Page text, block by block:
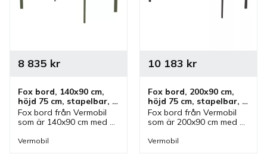
Fox bord, 140x90 cm,
höjd 75 cm, stapelbar,
självjusterande
Fox bord från Vermobil
som är 140x90 cm med
olika färger. Bord som
8 835 kr
Vermobil
Fox bord, 200x90 cm,
höjd 75 cm, stapelbar,
självjusterande
Fox bord från Vermobil
som är 200x90 cm med
olika färger. Bord som
10 183 kr
Vermobil